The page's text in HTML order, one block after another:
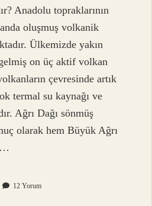
Anadolu topraklarının
oluşmuş volkanik
Ülkemizde yakın
on üç aktif volkan
çevresinde artık
termal su kaynağı ve
Ağrı Dağı sönmüş
olarak hem Büyük Ağrı
12 Yorum